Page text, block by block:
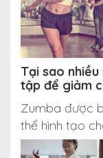
Tại sao
tập để giảm
Zumba được
thể hình tạo